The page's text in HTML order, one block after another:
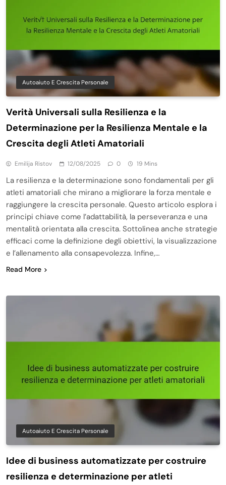
Autoaiuto E Crescita Personale
Verità Universali sulla Resilienza e la
Determinazione per la Resilienza Mentale e la
Crescita degli Atleti Amatoriali
Emilija Ristov 12/08/2025 0 19 Mins
La resilienza e la determinazione sono fondamentali per gli
atleti amatoriali che mirano a migliorare la forza mentale e
raggiungere la crescita personale. Questo articolo esplora i
principi chiave come l’adattabilità, la perseveranza e una
mentalità orientata alla crescita. Sottolinea anche strategie
efficaci come la definizione degli obiettivi, la visualizzazione
e l’allenamento alla consapevolezza. Infine,…
Read More
Autoaiuto E Crescita Personale
Idee di business automatizzate per costruire
resilienza e determinazione per atleti